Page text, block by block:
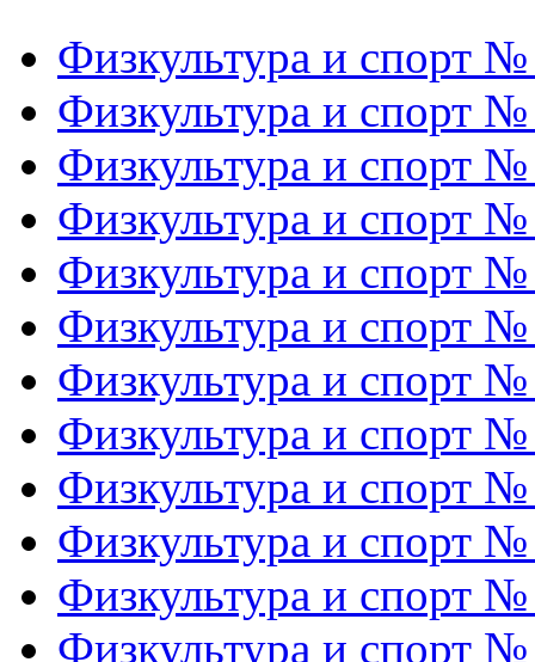
Физкультура и спорт
Физкультура и спорт
Физкультура и спорт
Физкультура и спорт
Физкультура и спорт
Физкультура и спорт
Физкультура и спорт
Физкультура и спорт
Физкультура и спорт
Физкультура и спорт
Физкультура и спорт
Физкультура и спорт